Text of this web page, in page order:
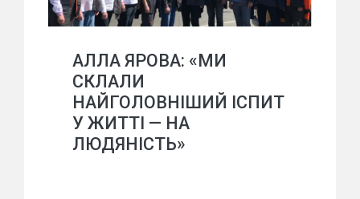
АЛЛА ЯРОВА: «МИ
СКЛАЛИ
НАЙГОЛОВНІШИЙ ІСПИТ
У ЖИТТІ — НА
ЛЮДЯНІСТЬ»